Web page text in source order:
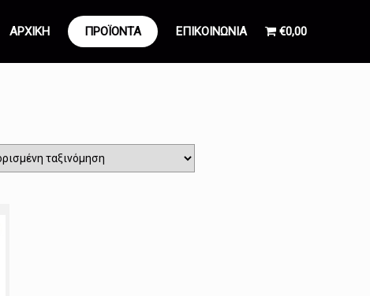
ΑΡΧΙΚΗ ΠΡΟΪΟΝΤΑ ΕΠΙΚΟΙΝΩΝΙΑ €0,00